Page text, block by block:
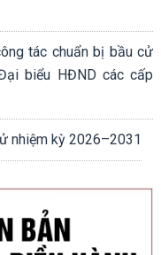
tác chuẩn bị bầu cử
biểu HĐND các cấp
nhiệm kỳ 2026–2031